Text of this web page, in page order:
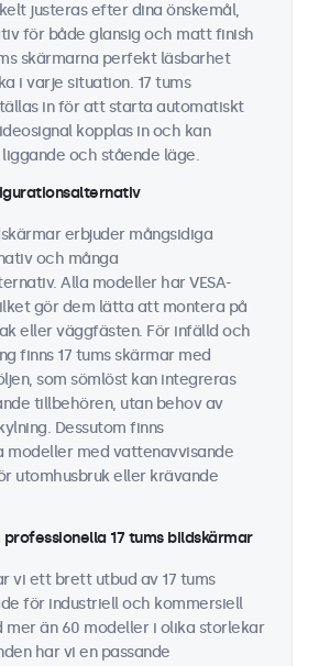
justeras efter dina önskemål,
för både glansig och matt finish
skärmarna perfekt läsbarhet
i varje situation. 17 tums
in för att starta automatiskt
kopplas in och kan
och stående läge.
erbjuder mångsidiga
och många
Alla modeller har VESA-
gör dem lätta att montera på
eller väggfästen. För infälld och
finns 17 tums skärmar med
som sömlöst kan integreras
tillbehören, utan behov av
Dessutom finns
modeller med vattenavvisande
utomhusbruk eller krävande
17 tums bildskärmar
vi ett brett utbud av 17 tums
för industriell och kommersiell
mer än 60 modeller i olika storlekar
har vi en passande